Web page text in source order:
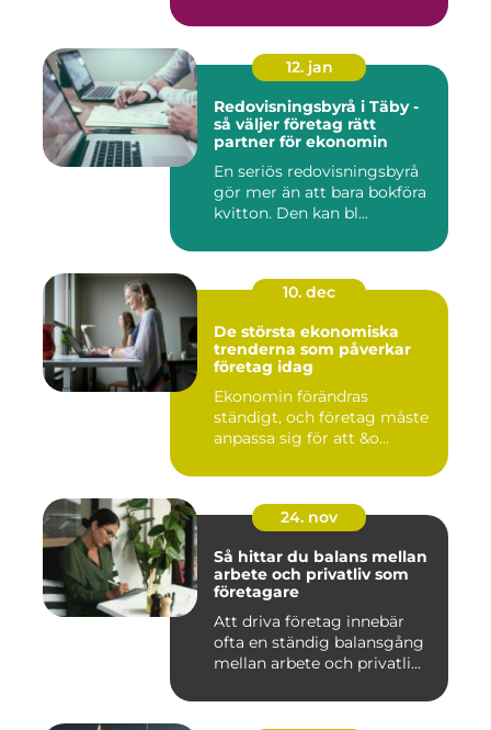
12. jan
Redovisningsbyrå i Täby -
så väljer företag rätt
partner för ekonomin
En seriös redovisningsbyrå
gör mer än att bara bokföra
kvitton. Den kan bl...
10. dec
De största ekonomiska
trenderna som påverkar
företag idag
Ekonomin förändras
ständigt, och företag måste
anpassa sig för att &o...
24. nov
Så hittar du balans mellan
arbete och privatliv som
företagare
Att driva företag innebär
ofta en ständig balansgång
mellan arbete och privatli...